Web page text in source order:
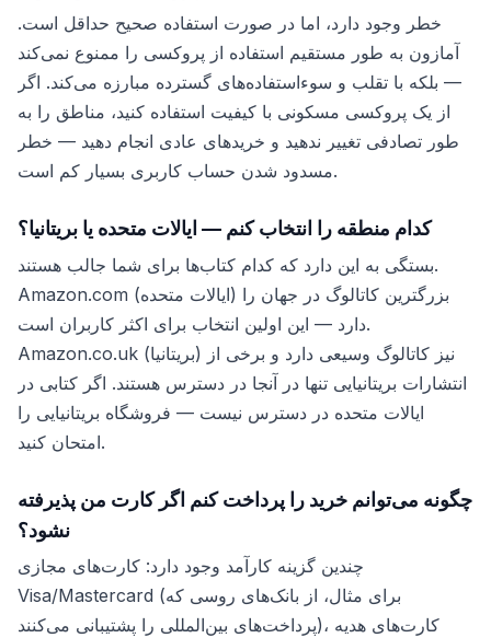
خطر وجود دارد، اما در صورت استفاده صحیح حداقل است.
آمازون به طور مستقیم استفاده از پروکسی را ممنوع نمی‌کند
— بلکه با تقلب و سوءاستفاده‌های گسترده مبارزه می‌کند. اگر
از یک پروکسی مسکونی با کیفیت استفاده کنید، مناطق را به
طور تصادفی تغییر ندهید و خریدهای عادی انجام دهید — خطر
مسدود شدن حساب کاربری بسیار کم است.
کدام منطقه را انتخاب کنم — ایالات متحده یا بریتانیا؟
بستگی به این دارد که کدام کتاب‌ها برای شما جالب هستند.
Amazon.com (ایالات متحده) بزرگترین کاتالوگ در جهان را
دارد — این اولین انتخاب برای اکثر کاربران است.
Amazon.co.uk (بریتانیا) نیز کاتالوگ وسیعی دارد و برخی از
انتشارات بریتانیایی تنها در آنجا در دسترس هستند. اگر کتابی در
ایالات متحده در دسترس نیست — فروشگاه بریتانیایی را
امتحان کنید.
چگونه می‌توانم خرید را پرداخت کنم اگر کارت من پذیرفته
نشود؟
چندین گزینه کارآمد وجود دارد: کارت‌های مجازی
Visa/Mastercard (برای مثال، از بانک‌های روسی که
پرداخت‌های بین‌المللی را پشتیبانی می‌کنند)، کارت‌های هدیه